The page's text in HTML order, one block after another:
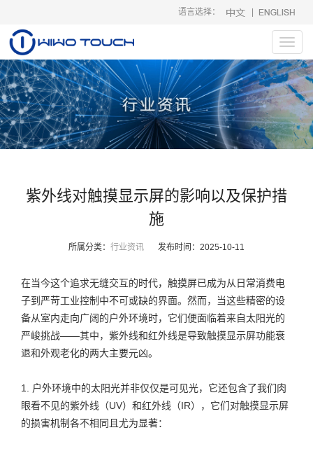
语言选择：
紫外线对触摸显示屏的影响以及保护措
施
所属分类： 行业资讯 发布时间： 2025-10-11
在当今这个追求无缝交互的时代，触摸屏已成为从日常消费电
子到严苛工业控制中不可或缺的界面。然而，当这些精密的设
备从室内走向广阔的户外环境时，它们便面临着来自太阳光的
严峻挑战——其中，紫外线和红外线是导致触摸显示屏功能衰
退和外观老化的两大主要元凶。
1. 户外环境中的太阳光并非仅仅是可见光，它还包含了我们肉
眼看不见的紫外线（UV）和红外线（IR），它们对触摸显示屏
的损害机制各不相同且尤为显著：